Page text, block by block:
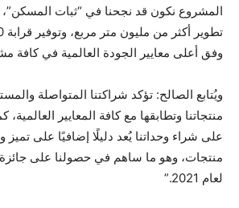
المشروع نكون قد نجحنا في “ثبات
وفق أعلى معايير الجودة العالمية في كافة
منتجاتنا وتطابقها مع كافة المعايير العالمية،
على شراء وحداتنا يُعد دليلًا إضافيًا على
منتجات، وهو ما ساهم في حصولنا على
لعام 2021.”